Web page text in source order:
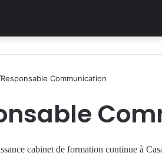
Responsable Communication
cabinet de formation continue à